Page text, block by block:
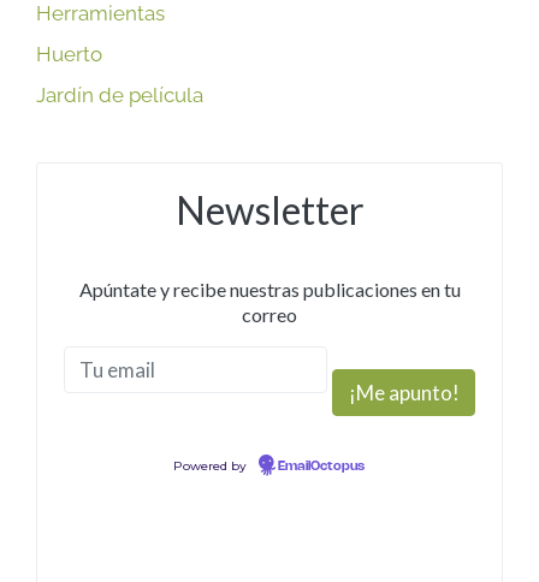
Herramientas
Huerto
Jardín de película
Newsletter
Apúntate y recibe nuestras publicaciones en tu
correo
Powered by EmailOctopus